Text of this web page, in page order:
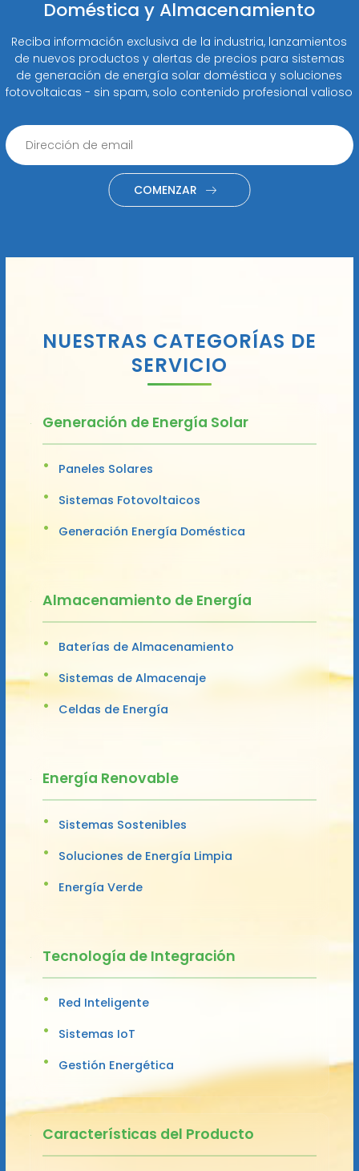
Doméstica y Almacenamiento
Reciba información exclusiva de la industria, lanzamientos
de nuevos productos y alertas de precios para sistemas
de generación de energía solar doméstica y soluciones
fotovoltaicas - sin spam, solo contenido profesional valioso
COMENZAR
NUESTRAS CATEGORÍAS DE
SERVICIO
Generación de Energía Solar
Paneles Solares
Sistemas Fotovoltaicos
Generación Energía Doméstica
Almacenamiento de Energía
Baterías de Almacenamiento
Sistemas de Almacenaje
Celdas de Energía
Energía Renovable
Sistemas Sostenibles
Soluciones de Energía Limpia
Energía Verde
Tecnología de Integración
Red Inteligente
Sistemas IoT
Gestión Energética
Características del Producto